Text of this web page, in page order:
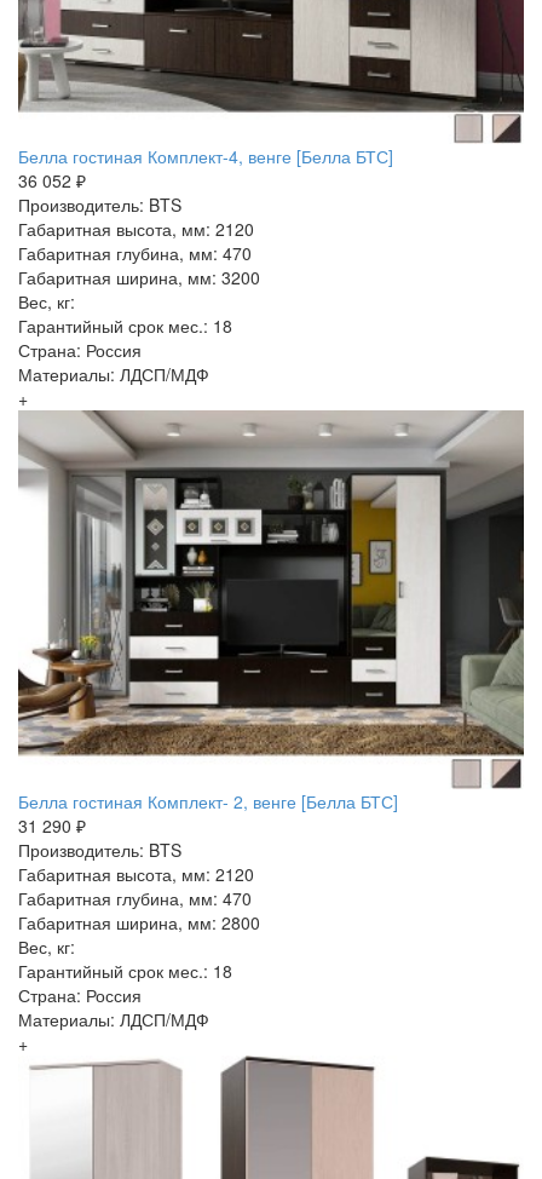
Белла гостиная Комплект-4, венге [Белла БТС]
36 052 ₽
Производитель: BTS
Габаритная высота, мм: 2120
Габаритная глубина, мм: 470
Габаритная ширина, мм: 3200
Вес, кг:
Гарантийный срок мес.: 18
Страна: Россия
Материалы: ЛДСП/МДФ
+
Белла гостиная Комплект- 2, венге [Белла БТС]
31 290 ₽
Производитель: BTS
Габаритная высота, мм: 2120
Габаритная глубина, мм: 470
Габаритная ширина, мм: 2800
Вес, кг:
Гарантийный срок мес.: 18
Страна: Россия
Материалы: ЛДСП/МДФ
+